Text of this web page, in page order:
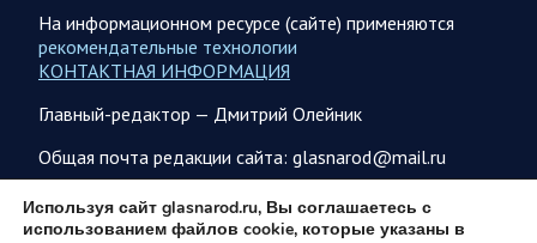
После реализации инвестиционного проекта
Аткарской птицефабрики предприятию необходимо
помочь с реализацией продукции в сетевых магазинах
Соответствующую задачу обозначил губернатор Роман
Бусаргин перед министерством сельского хозяйства
Саратовской области. Губернатор Саратовской области
Роман Бусаргин в Аткарске…
На информационном ресурсе (сайте) применяются
рекомендательные технологии
КОНТАКТНАЯ ИНФОРМАЦИЯ
Главный-редактор — Дмитрий Олейник
Общая почта редакции сайта: glasnarod@mail.ru
ПОДПИСКА
Используя сайт glasnarod.ru, Вы соглашаетесь с
использованием файлов cookie, которые указаны в